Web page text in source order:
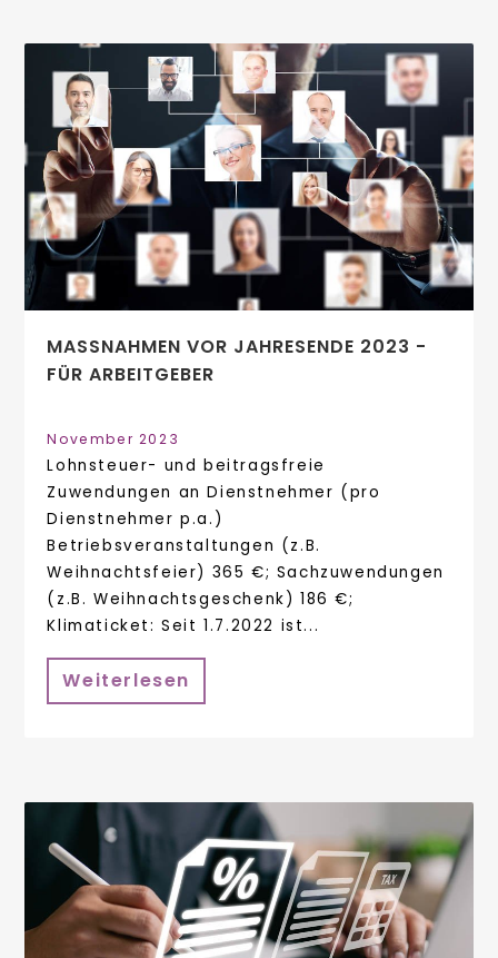
MASSNAHMEN VOR JAHRESENDE 2023 - F
ÜR ARBEITGEBER
November 2023
Lohnsteuer- und beitragsfreie
Zuwendungen an Dienstnehmer (pro
Dienstnehmer p.a.)
Betriebsveranstaltungen (z.B.
Weihnachtsfeier) 365 €; Sachzuwendungen
(z.B. Weihnachtsgeschenk) 186 €;
Klimaticket: Seit 1.7.2022 ist...
Weiterlesen